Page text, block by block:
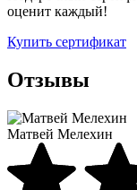
оценит каждый!
Купить сертификат
Отзывы
Матвей Мелехин